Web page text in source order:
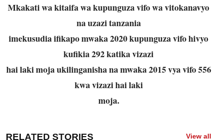
Mkakati wa kitaifa wa kupunguza vifo wa vitokanavyo
na uzazi tanzania
imekusudia ifikapo mwaka 2020 kupunguza vifo hivyo
kufikia 292 katika vizazi
hai laki moja ukilinganisha na mwaka 2015 vya vifo 556
kwa vizazi hai laki
moja.
RELATED STORIES View all